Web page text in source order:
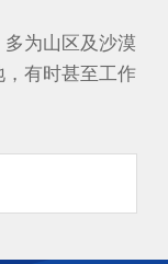
为山区及沙漠
有时甚至工作